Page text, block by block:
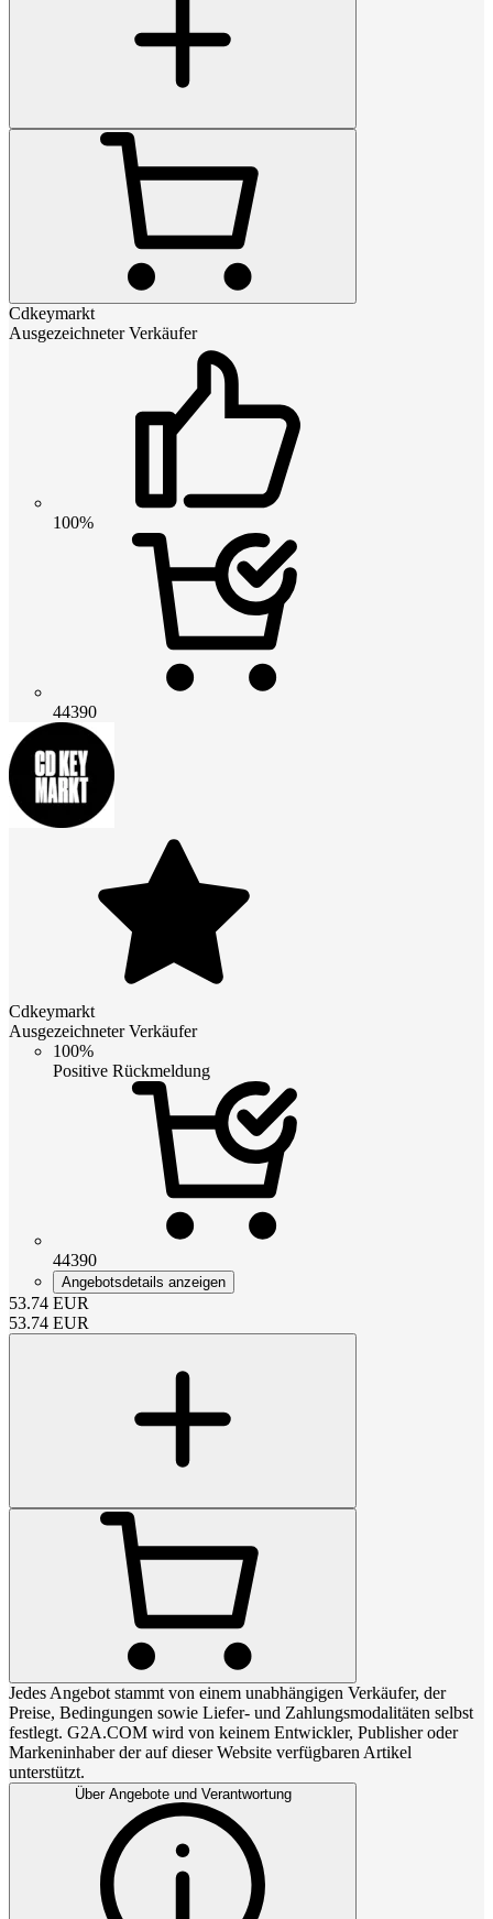
Cdkeymarkt
Ausgezeichneter Verkäufer
100%
44390
Cdkeymarkt
Ausgezeichneter Verkäufer
100%
Positive Rückmeldung
44390
Angebotsdetails anzeigen
53.74 EUR
53.74 EUR
Jedes Angebot stammt von einem unabhängigen Verkäufer, der
Preise, Bedingungen sowie Liefer- und Zahlungsmodalitäten selbst
festlegt. G2A.COM wird von keinem Entwickler, Publisher oder
Markeninhaber der auf dieser Website verfügbaren Artikel
unterstützt.
Über Angebote und Verantwortung